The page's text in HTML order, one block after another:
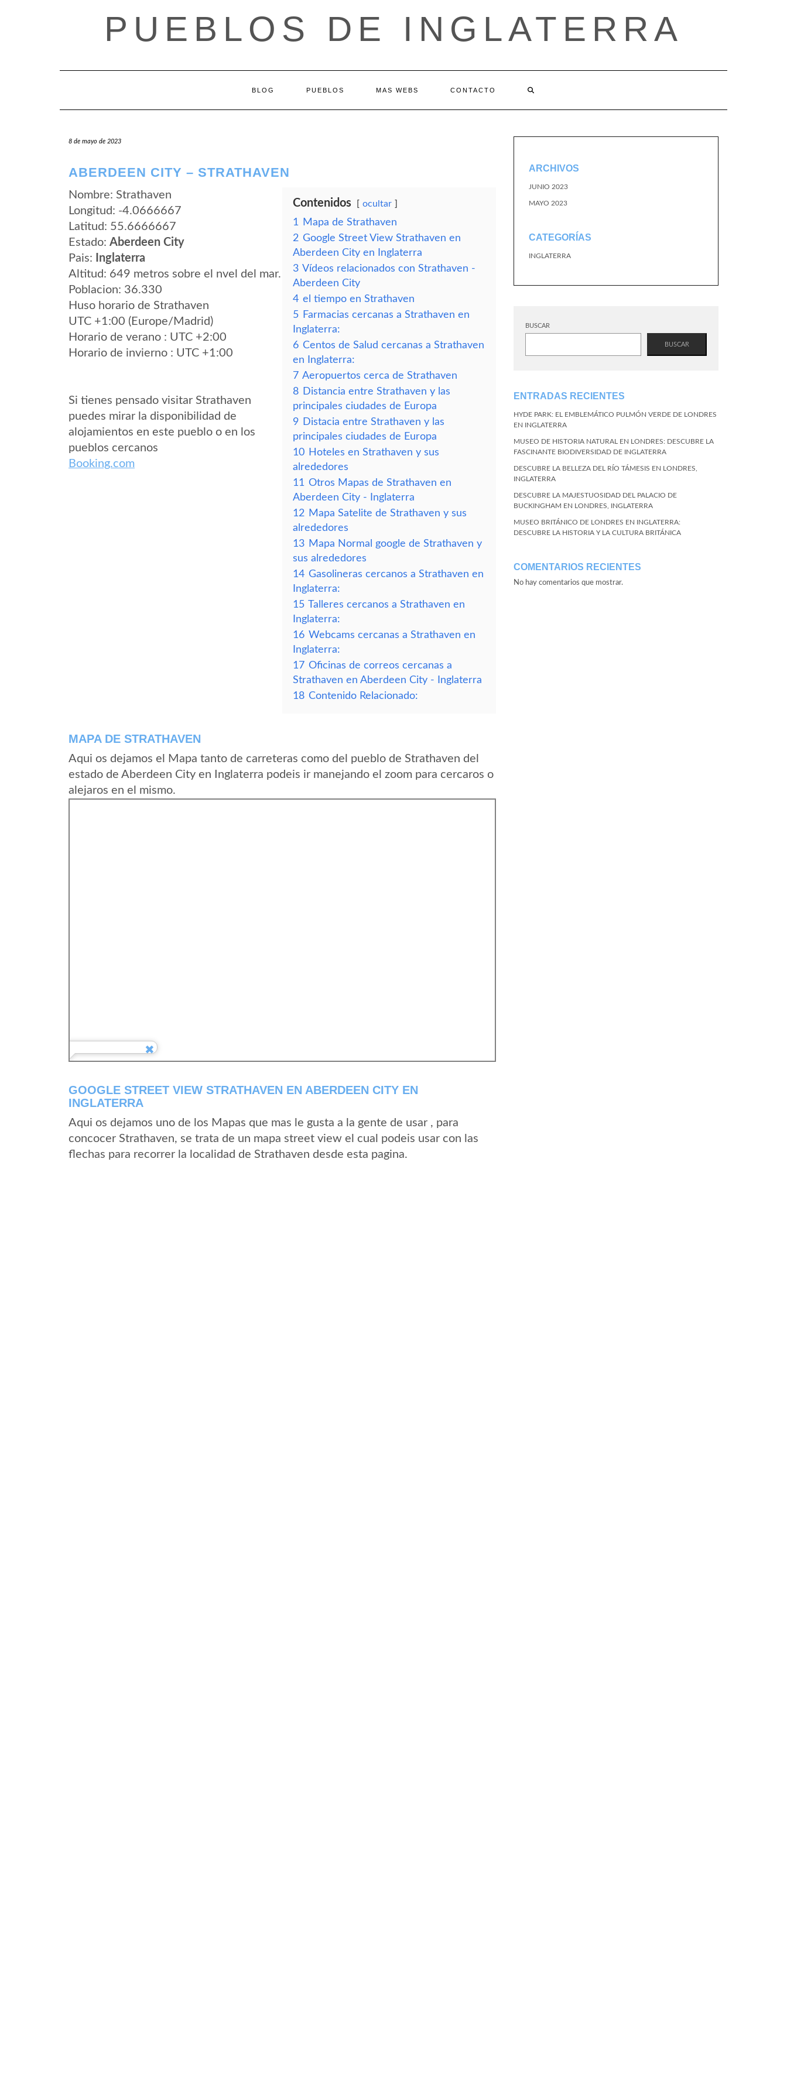
PUEBLOS DE INGLATERRA
BLOG PUEBLOS MAS WEBS CONTACTO
8 de mayo de 2023
ABERDEEN CITY – STRATHAVEN
Nombre: Strathaven
Longitud: -4.0666667
Latitud: 55.6666667
Estado: Aberdeen City
Pais:
Inglaterra
Altitud: 649 metros sobre el nvel del mar.
Poblacion: 36.330
Huso horario de Strathaven
UTC +1:00 (Europe/Madrid)
Horario de verano : UTC +2:00
Horario de invierno : UTC +1:00
Si tienes pensado visitar Strathaven
puedes mirar la disponibilidad de
alojamientos en este pueblo o en los
pueblos cercanos
Booking.com
Contenidos ocultar
1
Mapa de Strathaven
2 Google Street View Strathaven en
Aberdeen City en Inglaterra
3 Vídeos relacionados con Strathaven -
Aberdeen City
4 el tiempo en Strathaven
5 Farmacias cercanas a Strathaven en
Inglaterra:
6 Centos de Salud cercanas a Strathaven
en Inglaterra:
7 Aeropuertos cerca de Strathaven
8 Distancia entre Strathaven y las
principales ciudades de Europa
9 Distacia entre Strathaven y las
principales ciudades de Europa
10 Hoteles en Strathaven y sus
alrededores
11 Otros Mapas de Strathaven en
Aberdeen City - Inglaterra
12 Mapa Satelite de Strathaven y sus
alrededores
13 Mapa Normal google de Strathaven y
sus alrededores
14 Gasolineras cercanos a Strathaven en
Inglaterra:
15 Talleres cercanos a Strathaven en
Inglaterra:
16 Webcams cercanas a Strathaven en
Inglaterra:
17 Oficinas de correos cercanas a
Strathaven en Aberdeen City - Inglaterra
18 Contenido Relacionado:
MAPA DE STRATHAVEN
Aqui os dejamos el Mapa tanto de carreteras como del pueblo de Strathaven del
estado de Aberdeen City en Inglaterra podeis ir manejando el zoom para cercaros o
alejaros en el mismo.
GOOGLE STREET VIEW STRATHAVEN EN ABERDEEN CITY EN
INGLATERRA
Aqui os dejamos uno de los Mapas que mas le gusta a la gente de usar , para
concocer Strathaven, se trata de un mapa street view el cual podeis usar con las
flechas para recorrer la localidad de Strathaven desde esta pagina.
ARCHIVOS
JUNIO 2023
MAYO 2023
CATEGORÍAS
INGLATERRA
BUSCAR
BUSCAR
ENTRADAS RECIENTES
HYDE PARK: EL EMBLEMÁTICO PULMÓN VERDE DE LONDRES
EN INGLATERRA
MUSEO DE HISTORIA NATURAL EN LONDRES: DESCUBRE LA
FASCINANTE BIODIVERSIDAD DE INGLATERRA
DESCUBRE LA BELLEZA DEL RÍO TÁMESIS EN LONDRES,
INGLATERRA
DESCUBRE LA MAJESTUOSIDAD DEL PALACIO DE
BUCKINGHAM EN LONDRES, INGLATERRA
MUSEO BRITÁNICO DE LONDRES EN INGLATERRA:
DESCUBRE LA HISTORIA Y LA CULTURA BRITÁNICA
COMENTARIOS RECIENTES
No hay comentarios que mostrar.